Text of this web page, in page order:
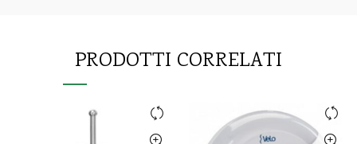
PRODOTTI CORRELATI